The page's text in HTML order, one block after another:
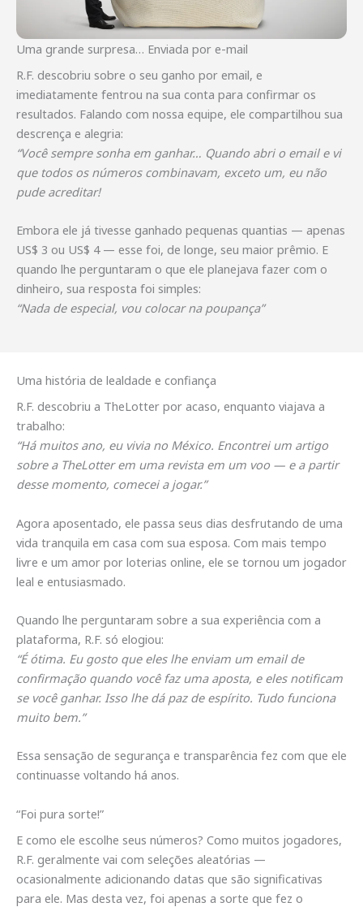
Uma grande surpresa… Enviada por e-mail
R.F. descobriu sobre o seu ganho por email, e
imediatamente fentrou na sua conta para confirmar os
resultados. Falando com nossa equipe, ele compartilhou sua
descrença e alegria:
“Você sempre sonha em ganhar… Quando abri o email e vi
que todos os números combinavam, exceto um, eu não
pude acreditar!
Embora ele já tivesse ganhado pequenas quantias — apenas
US$ 3 ou US$ 4 — esse foi, de longe, seu maior prêmio. E
quando lhe perguntaram o que ele planejava fazer com o
dinheiro, sua resposta foi simples:
“Nada de especial, vou colocar na poupança”
Uma história de lealdade e confiança
R.F. descobriu a TheLotter por acaso, enquanto viajava a
trabalho:
“Há muitos ano, eu vivia no México. Encontrei um artigo
sobre a TheLotter em uma revista em um voo — e a partir
desse momento, comecei a jogar.”
Agora aposentado, ele passa seus dias desfrutando de uma
vida tranquila em casa com sua esposa. Com mais tempo
livre e um amor por loterias online, ele se tornou um jogador
leal e entusiasmado.
Quando lhe perguntaram sobre a sua experiência com a
plataforma, R.F. só elogiou:
“É ótima. Eu gosto que eles lhe enviam um email de
confirmação quando você faz uma aposta, e eles notificam
se você ganhar. Isso lhe dá paz de espírito. Tudo funciona
muito bem.”
Essa sensação de segurança e transparência fez com que ele
continuasse voltando há anos.
“Foi pura sorte!”
E como ele escolhe seus números? Como muitos jogadores,
R.F. geralmente vai com seleções aleatórias —
ocasionalmente adicionando datas que são significativas
para ele. Mas desta vez, foi apenas a sorte que fez o